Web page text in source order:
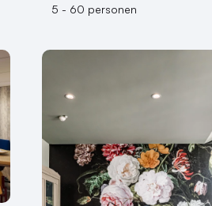
5 - 60 personen